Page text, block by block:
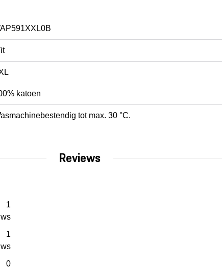
katoen
tot max. 30 °C.
Reviews
1
1
0